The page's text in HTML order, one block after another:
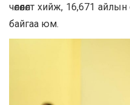
чөлөөлөлт хийж, 16,671
байгаа юм.